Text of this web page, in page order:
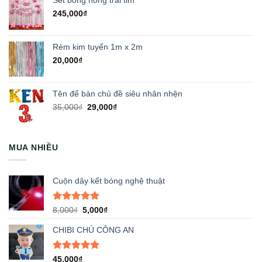
245,000₫
Rèm kim tuyến 1m x 2m
20,000₫
Tên để bàn chủ đề siêu nhân nhện
35,000₫ Giá
29,000₫Giá
MUA NHIỀU
Cuộn dây kết bóng nghệ thuật
Được xếp
5 sao
8,000₫ Giá
là:
8,000₫.
5,000₫Giá
tại
CHIBI CHÚ CÔNG AN
Được xếp
45,000₫